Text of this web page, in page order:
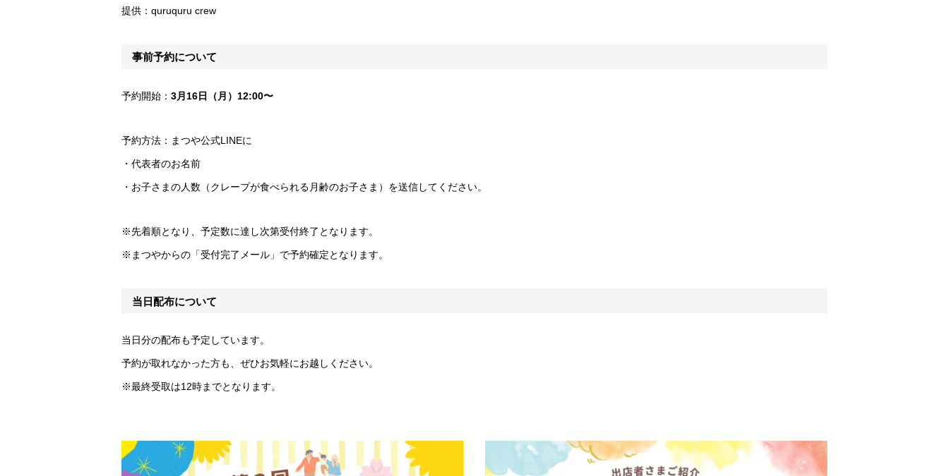
提供：quruquru crew
事前予約について
予約開始： 3月16日（月）12:00〜
予約方法：まつや公式LINEに
・代表者のお名前
・お子さまの人数（クレープが食べられる月齢のお子さま）を送信してください。
※先着順となり、予定数に達し次第受付終了となります。
※まつやからの「受付完了メール」で予約確定となります。
当日配布について
当日分の配布も予定しています。
予約が取れなかった方も、ぜひお気軽にお越しください。
※最終受取は12時までとなります。